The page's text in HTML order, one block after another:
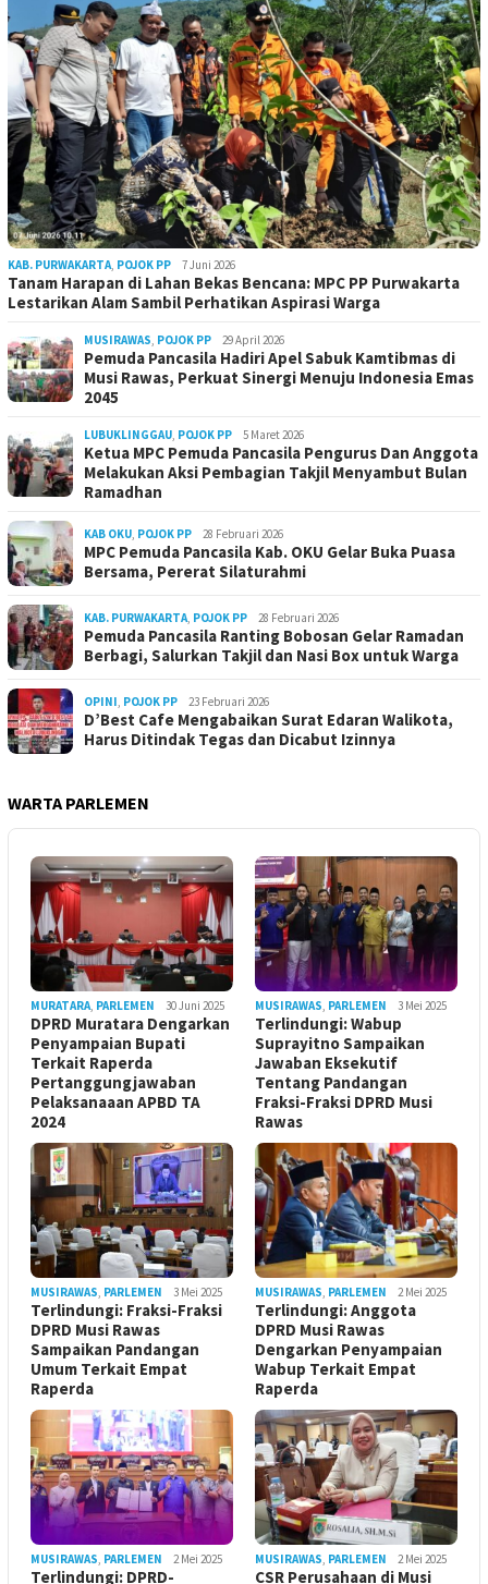
KAB. PURWAKARTA, POJOK PP 7 Juni 2026
Tanam Harapan di Lahan Bekas Bencana: MPC PP Purwakarta
Lestarikan Alam Sambil Perhatikan Aspirasi Warga
MUSIRAWAS, POJOK PP 29 April 2026
Pemuda Pancasila Hadiri Apel Sabuk Kamtibmas di
Musi Rawas, Perkuat Sinergi Menuju Indonesia Emas
2045
LUBUKLINGGAU, POJOK PP 5 Maret 2026
Ketua MPC Pemuda Pancasila Pengurus Dan Anggota
Melakukan Aksi Pembagian Takjil Menyambut Bulan
Ramadhan
KAB OKU, POJOK PP 28 Februari 2026
MPC Pemuda Pancasila Kab. OKU Gelar Buka Puasa
Bersama, Pererat Silaturahmi
KAB. PURWAKARTA, POJOK PP 28 Februari 2026
Pemuda Pancasila Ranting Bobosan Gelar Ramadan
Berbagi, Salurkan Takjil dan Nasi Box untuk Warga
OPINI, POJOK PP 23 Februari 2026
D’Best Cafe Mengabaikan Surat Edaran Walikota,
Harus Ditindak Tegas dan Dicabut Izinnya
WARTA PARLEMEN
MURATARA, PARLEMEN 30 Juni 2025
DPRD Muratara Dengarkan
Penyampaian Bupati
Terkait Raperda
Pertanggungjawaban
Pelaksanaaan APBD TA
2024
MUSIRAWAS, PARLEMEN 3 Mei 2025
Terlindungi: Wabup
Suprayitno Sampaikan
Jawaban Eksekutif
Tentang Pandangan
Fraksi-Fraksi DPRD Musi
Rawas
MUSIRAWAS, PARLEMEN 3 Mei 2025
Terlindungi: Fraksi-Fraksi
DPRD Musi Rawas
Sampaikan Pandangan
Umum Terkait Empat
Raperda
MUSIRAWAS, PARLEMEN 2 Mei 2025
Terlindungi: Anggota
DPRD Musi Rawas
Dengarkan Penyampaian
Wabup Terkait Empat
Raperda
MUSIRAWAS, PARLEMEN 2 Mei 2025
Terlindungi: DPRD-
MUSIRAWAS, PARLEMEN 2 Mei 2025
CSR Perusahaan di Musi